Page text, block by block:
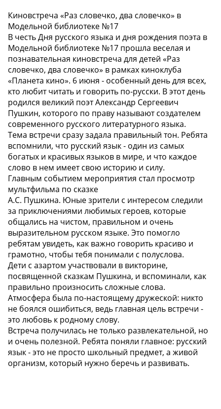
Киновстреча «Раз словечко, два словечко» в
Модельной библиотеке №17
В честь Дня русского языка и дня рождения поэта в
Модельной библиотеке №17 прошла веселая и
познавательная киновстреча для детей «Раз
словечко, два словечко» в рамках киноклуба
«Планета кино». 6 июня - особенный день для всех,
кто любит читать и говорить по-русски. В этот день
родился великий поэт Александр Сергеевич
Пушкин, которого по праву называют создателем
современного русского литературного языка.
Тема встречи сразу задала правильный тон. Ребята
вспомнили, что русский язык - один из самых
богатых и красивых языков в мире, и что каждое
слово в нем имеет свою историю и силу.
Главным событием мероприятия стал просмотр
мультфильма по сказке
А.С. Пушкина. Юные зрители с интересом следили
за приключениями любимых героев, которые
общались на чистом, правильном и очень
выразительном русском языке. Это помогло
ребятам увидеть, как важно говорить красиво и
грамотно, чтобы тебя понимали с полуслова.
Дети с азартом участвовали в викторине,
посвященной сказкам Пушкина, и вспоминали, как
правильно произносить сложные слова.
Атмосфера была по-настоящему дружеской: никто
не боялся ошибиться, ведь главная цель встречи -
это любовь к родному слову.
Встреча получилась не только развлекательной, но
и очень полезной. Ребята поняли главное: русский
язык - это не просто школьный предмет, а живой
организм, который нужно беречь и развивать.